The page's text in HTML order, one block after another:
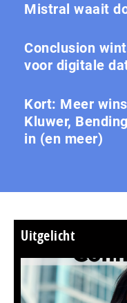
Mistral waait
Conclusion
voor digitale
Kort: Meer
Kluwer,
in (en meer)
Uitgelicht